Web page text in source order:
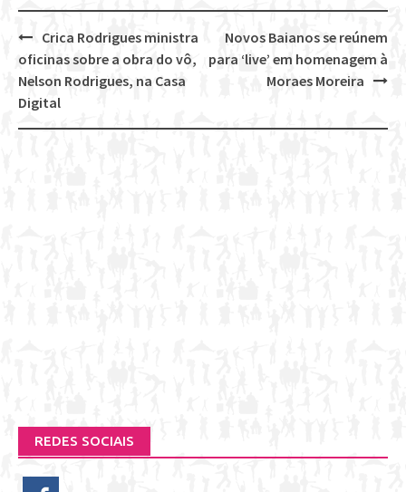
Post
navigation
Novos Baianos se reúnem
para ‘live’ em homenagem à
Moraes Moreira
Crica Rodrigues ministra
oficinas sobre a obra do vô,
Nelson Rodrigues, na Casa
Digital
REDES SOCIAIS